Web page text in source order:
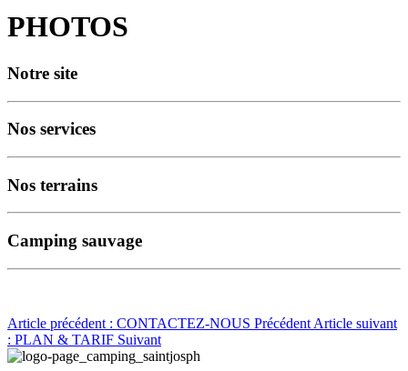
PHOTOS
Notre site
Nos services
Nos terrains
Camping sauvage
Article précédent : CONTACTEZ-NOUS Précédent Article suivant
: PLAN & TARIF Suivant